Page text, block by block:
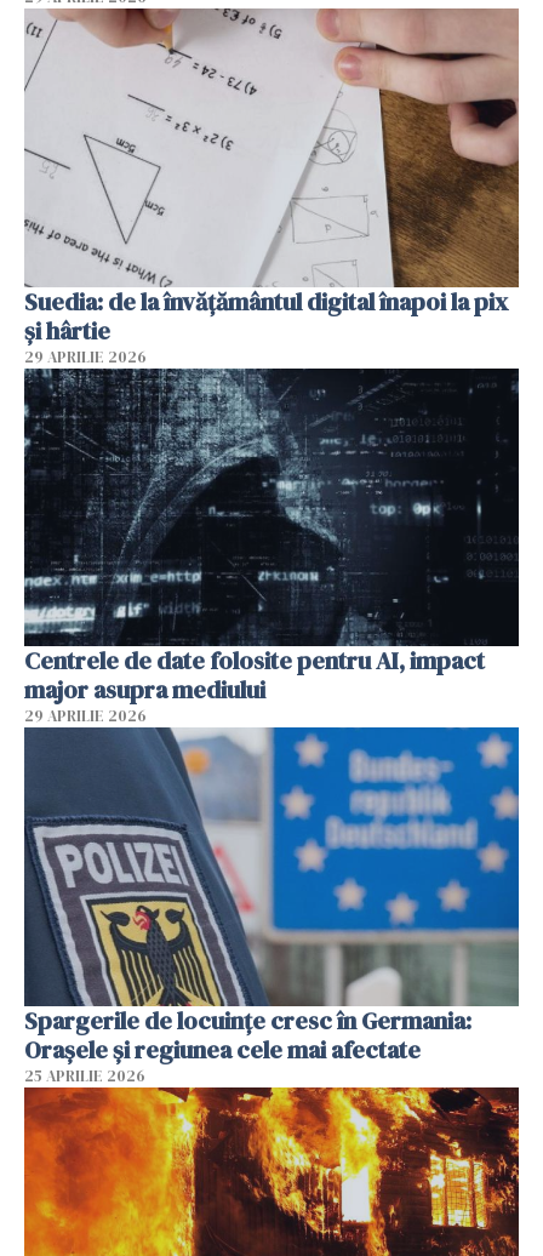
Suedia: de la învățământul digital înapoi la pix
și hârtie
29 APRILIE 2026
Centrele de date folosite pentru AI, impact
major asupra mediului
29 APRILIE 2026
Spargerile de locuințe cresc în Germania:
Orașele și regiunea cele mai afectate
25 APRILIE 2026